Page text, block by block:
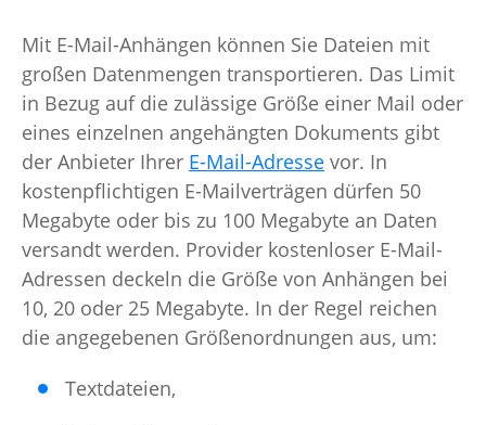
Mit E-Mail-Anhängen können Sie Dateien mit
großen Datenmengen transportieren. Das Limit
in Bezug auf die zulässige Größe einer Mail oder
eines einzelnen angehängten Dokuments gibt
der Anbieter Ihrer E-Mail-Adresse vor. In
kostenpflichtigen E-Mailverträgen dürfen 50
Megabyte oder bis zu 100 Megabyte an Daten
versandt werden. Provider kostenloser E-Mail-
Adressen deckeln die Größe von Anhängen bei
10, 20 oder 25 Megabyte. In der Regel reichen
die angegebenen Größenordnungen aus, um:
Textdateien,